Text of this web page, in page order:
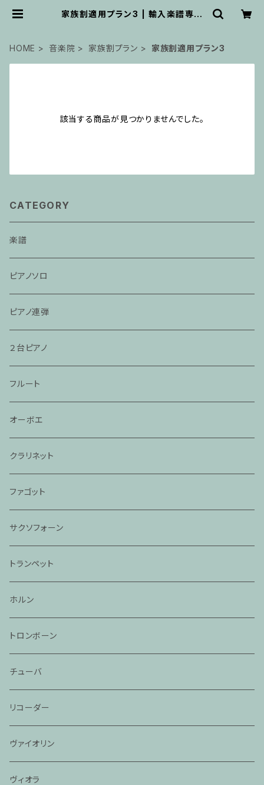
家族割適用プラン3 | 輸入楽譜専門
HOME 音楽院 家族割プラン 家族割適用プラン3
該当する商品が見つかりませんでした。
CATEGORY
楽譜
ピアノソロ
ピアノ連弾
２台ピアノ
フルート
オーボエ
クラリネット
ファゴット
サクソフォーン
トランペット
ホルン
トロンボーン
チューバ
リコーダー
ヴァイオリン
ヴィオラ